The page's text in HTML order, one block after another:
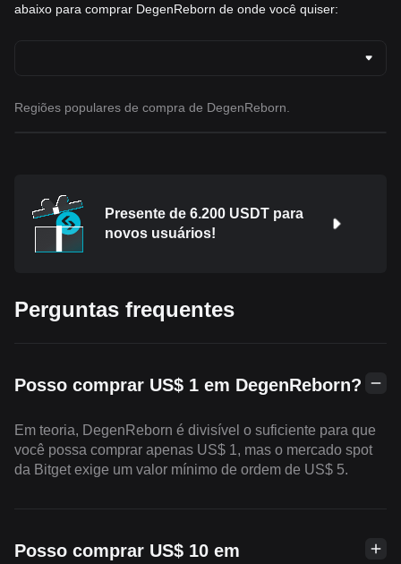
abaixo para comprar DegenReborn de onde você quiser:
Regiões populares de compra de DegenReborn.
Presente de 6.200 USDT para
novos usuários!
Perguntas frequentes
Posso comprar US$ 1 em DegenReborn?
Em teoria, DegenReborn é divisível o suficiente para que
você possa comprar apenas US$ 1, mas o mercado spot
da Bitget exige um valor mínimo de ordem de US$ 5.
Posso comprar US$ 10 em